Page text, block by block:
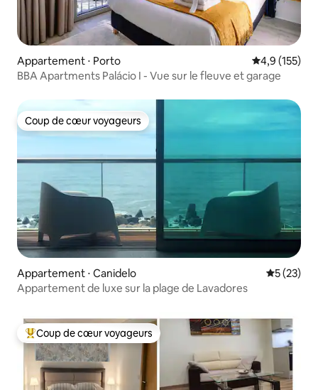
Appartement ⋅ Porto Évaluation
4,9 (155)
BBA Apartments Palácio I - Vue sur le fleuve et garage
Coup de cœur voyageurs
Coup de cœur voyageurs
Appartement ⋅ Canidelo
5 (23)
Appartement de luxe sur la plage de Lavadores
Coups de cœur voyageurs les plus appréciés
Coup de cœur voyageurs